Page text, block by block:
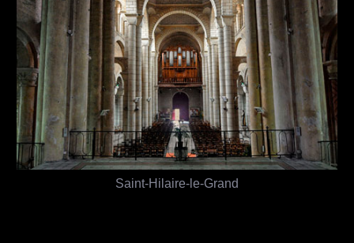
Saint-Hilaire-le-Grand